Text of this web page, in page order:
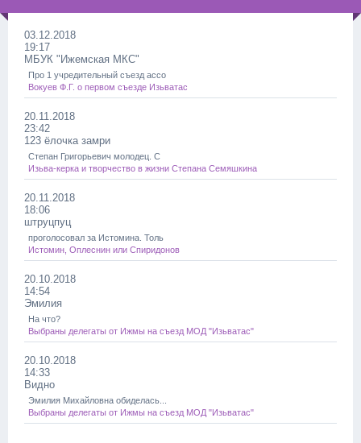
03.12.2018
19:17
МБУК "Ижемская МКС"
Про 1 учредительный съезд ассо
Вокуев Ф.Г. о первом съезде Изьватас
20.11.2018
23:42
123 ёлочка замри
Степан Григорьевич молодец. С
Изьва-керка и творчество в жизни Степана Семяшкина
20.11.2018
18:06
штруцпуц
проголосовал за Истомина. Толь
Истомин, Оплеснин или Спиридонов
20.10.2018
14:54
Эмилия
На что?
Выбраны делегаты от Ижмы на съезд МОД "Изьватас"
20.10.2018
14:33
Видно
Эмилия Михайловна обиделась...
Выбраны делегаты от Ижмы на съезд МОД "Изьватас"